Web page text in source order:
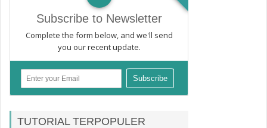
Subscribe to Newsletter
Complete the form below, and we'll send
you our recent update.
TUTORIAL TERPOPULER